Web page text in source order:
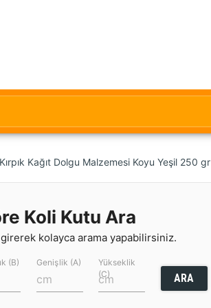
Kağıt Dolgu Malzemesi Koyu Yeşil 250 gr
Koli Kutu Ara
kolayca arama yapabilirsiniz.
(B) Genişlik (A)
Yükseklik
(C)
ARA